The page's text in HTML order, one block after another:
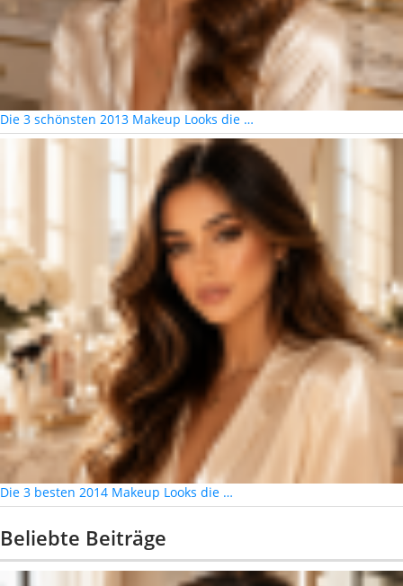
Die 3 schönsten 2013 Makeup Looks die …
Die 3 besten 2014 Makeup Looks die …
Beliebte Beiträge